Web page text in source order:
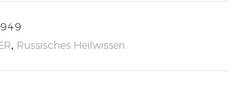
, Russisches Heilwissen